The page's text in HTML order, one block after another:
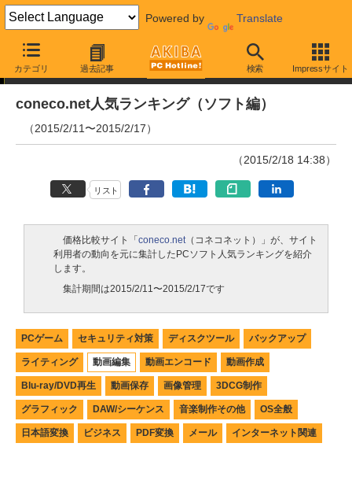
Powered by Translate
カテゴリ 過去記事 検索 Impressサイト
ランキング
coneco.net人気ランキング（ソフト編）
（2015/2/11〜2015/2/17）
（2015/2/18 14:38）
リスト
価格比較サイト「 coneco.net（コネコネット）」が、サイト
利用者の動向を元に集計したPCソフト人気ランキングを紹介
します。
集計期間は2015/2/11〜2015/2/17です
PCゲーム セキュリティ対策 ディスクツール バックアップ
ライティング 動画編集 動画エンコード 動画作成
Blu-ray/DVD再生 動画保存 画像管理 3DCG制作
グラフィック DAW/シーケンス 音楽制作その他 OS全般
日本語変換 ビジネス PDF変換 メール インターネット関連